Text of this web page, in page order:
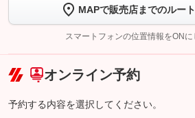
トーク画面で
ボタンをタップして問
完了してください。
こちら
MAPで販売店までのルー
スマートフォンの位置情報をON
オンライン予約
予約する内容を選択してください。